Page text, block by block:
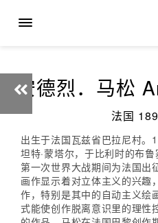
安德烈．马松
法国
出生于法国瓦兹省巴拉尼村。
坦特·蒙塔尔，于比利时的布
第一次世界大战期间为法国出
画作显示着对立体主义的兴趣
作，特别是其中的自动主义绘
式能使创作脱离意识里的理性